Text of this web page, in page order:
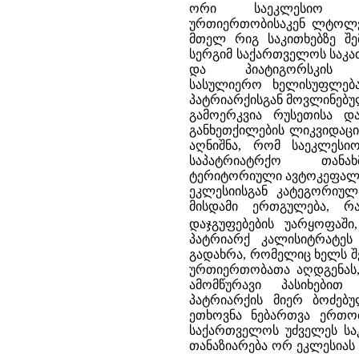
ორი საეკლესიო
ურთიერთობისაკენ
მთელ რიგ საკითხებზე
სერგიმ საქართველოს
და პიატიგორსკის
სასულიერო
პატრიარქისგან
გამოერკვია რუსეთისა
განხეთქილების
აღნიშნა, რომ
საპატრიატრქო
ტერიტორიული
ეკლესიისგან
მისდამი ერთგულება,
დაჯგუფებების
პატრიარქ
გადახრა, რომელიც ხელს
ურთიერთობათა
ამომწურავი
პატრიარქის მიერ
ეთხოვნა ნებართვა
საქართველოს უძველეს
თანაზიარება ორ